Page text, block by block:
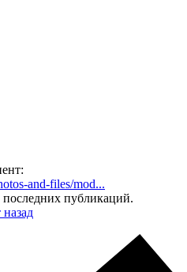
and-files/mod...
публикаций.
назад